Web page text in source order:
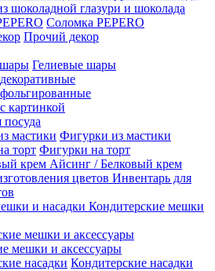
шоколадной глазури и шоколада
Соломка PEPERO
Прочий декор
Гелиевые шары
картинкой
посуда
Фигурки из мастики
Фигурки на торт
Айсинг / Белковый крем
Инвентарь для
Кондитерские мешки
мешки и аксессуары
Кондитерские насадки